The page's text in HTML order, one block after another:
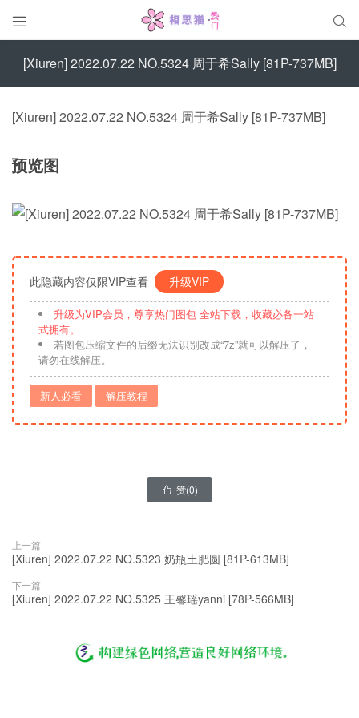
 
[Xiuren] 2022.07.22 NO.5324 周于希Sally [81P-737MB]
[Xiuren] 2022.07.22 NO.5324 周于希Sally [81P-737MB]
预览图
此隐藏内容仅限VIP查看 升级VIP
升级为VIP会员，尊享热门图包 全站下载，收藏必备一站
式拥有。
若图包压缩文件的后缀无法识别改成“7z”就可以解压了，
请勿在线解压。
新人必看 解压教程
 赞(0)
上一篇
[Xiuren] 2022.07.22 NO.5323 奶瓶土肥圆 [81P-613MB]
下一篇
[Xiuren] 2022.07.22 NO.5325 王馨瑶yanni [78P-566MB]